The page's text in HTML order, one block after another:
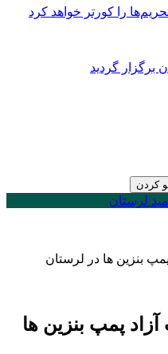
را کورتر خواهد کرد
برگزار گردید
بنزین ها در لرستان
پمپ بنزین ها